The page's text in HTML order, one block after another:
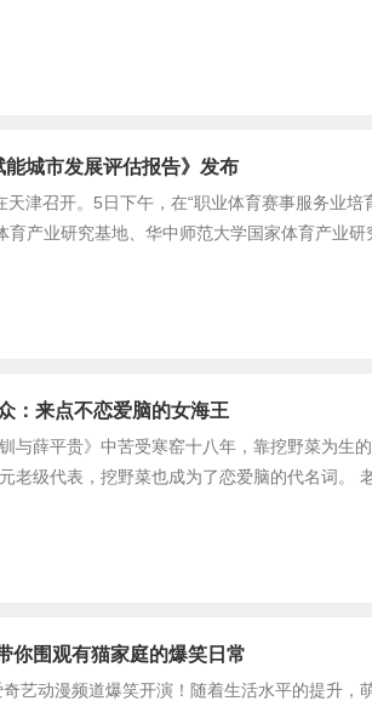
城市发展评估报告》发布
津召开。5日下午，在“职业体育赛事服务业培
育产业研究基地、华中师范大学国家体育产业研
：来点不恋爱脑的女海王
与薛平贵》中苦受寒窑十八年，靠挖野菜为生
老级代表，挖野菜也成为了恋爱脑的代名词。
你围观有猫家庭的爆笑日常
艺动漫频道爆笑开演！随着生活水平的提升，